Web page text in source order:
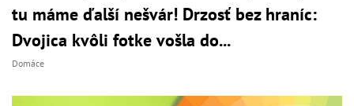
tu máme ďalší nešvár! Drzosť bez hraníc:
Dvojica kvôli fotke vošla do...
Domáce